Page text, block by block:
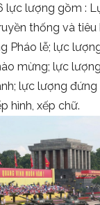
lực lượng gồm :
thống và tiêu
Pháo lễ; lực
mừng; lực
lực lượng đứng
hình, xếp chữ.